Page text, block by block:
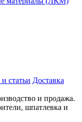
статьи Доставка